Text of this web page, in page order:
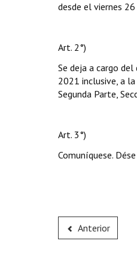
desde el viernes
Art. 2°)
Se deja a cargo
2021 inclusive, a
Segunda Parte,
Art. 3°)
Comuníquese.
Anterior